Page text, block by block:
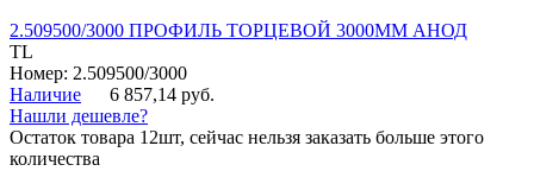
2.509500/3000 ПРОФИЛЬ ТОРЦЕВОЙ 3000ММ АНОД
TL
Номер: 2.509500/3000
Наличие
6 857,14 руб.
Нашли дешевле?
Остаток товара 12шт, сейчас нельзя заказать больше этого
количества